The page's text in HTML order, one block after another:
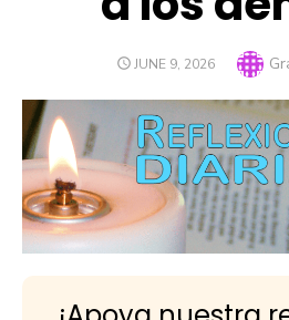
POSTED
JUNE 9, 2026